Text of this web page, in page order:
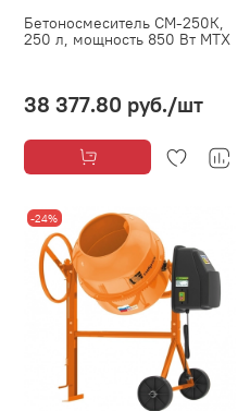
Бетоносмеситель СМ-250К,
250 л, мощность 850 Вт МТХ
38 377.80 руб./шт
-24%